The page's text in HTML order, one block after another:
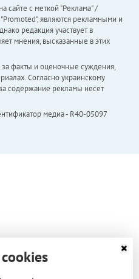
сайте с меткой "Реклама" /
являются рекламными и
редакция участвует в
мнения, высказанные в этих
за факты и оценочные суждения,
Согласно украинскому
за содержание рекламы несет
медиа - R40-05097